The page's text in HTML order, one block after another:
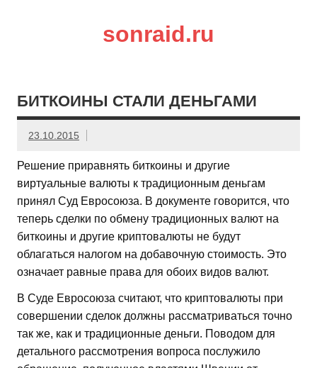
sonraid.ru
БИТКОИНЫ СТАЛИ ДЕНЬГАМИ
23.10.2015
Решение приравнять биткоины и другие
виртуальные валюты к традиционным деньгам
принял Суд Евросоюза. В документе говорится, что
теперь сделки по обмену традиционных валют на
биткоины и другие криптовалюты не будут
облагаться налогом на добавочную стоимость. Это
означает равные права для обоих видов валют.
В Суде Евросоюза считают, что криптовалюты при
совершении сделок должны рассматриваться точно
так же, как и традиционные деньги. Поводом для
детального рассмотрения вопроса послужило